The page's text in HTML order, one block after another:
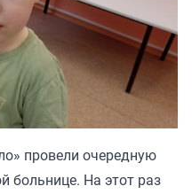
провели очередную
больнице. На этот раз